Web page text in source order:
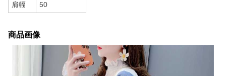
肩幅 50
商品画像